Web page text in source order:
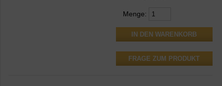
Menge:
FRAGE ZUM PRODUKT